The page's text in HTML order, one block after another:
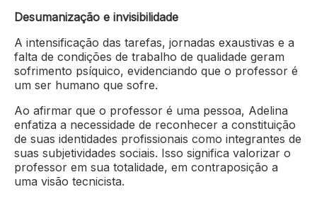
Desumanização e invisibilidade
A intensificação das tarefas, jornadas exaustivas e a
falta de condições de trabalho de qualidade geram
sofrimento psíquico, evidenciando que o professor é
um ser humano que sofre.
Ao afirmar que o professor é uma pessoa, Adelina
enfatiza a necessidade de reconhecer a constituição
de suas identidades profissionais como integrantes de
suas subjetividades sociais. Isso significa valorizar o
professor em sua totalidade, em contraposição a
uma visão tecnicista.